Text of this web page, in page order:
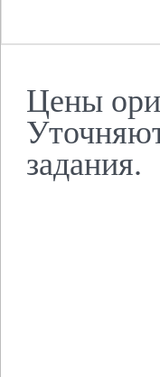
Цены
задания.